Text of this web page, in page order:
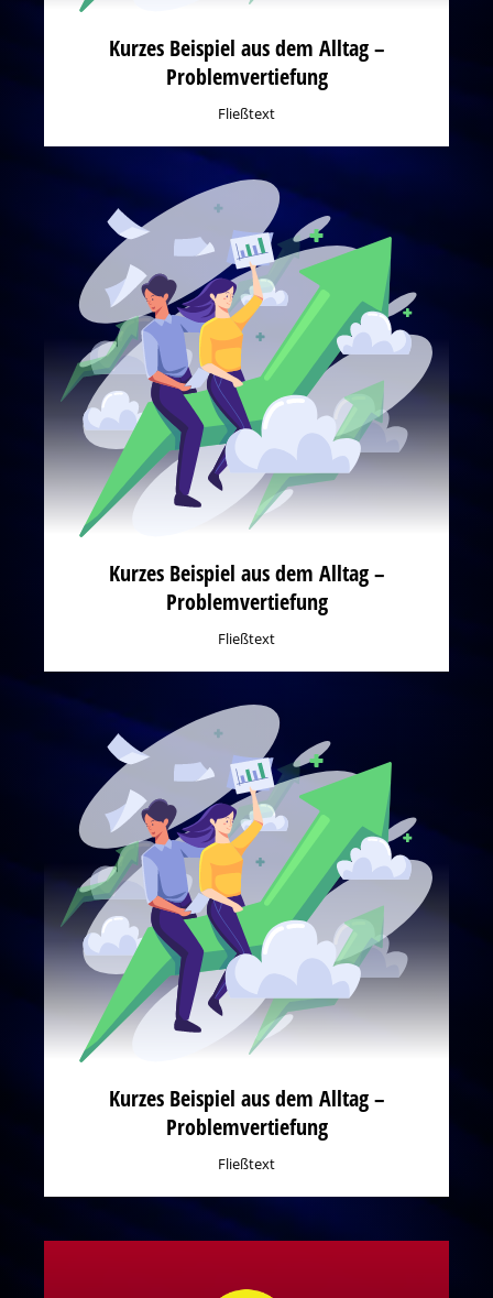
Kurzes Beispiel aus dem Alltag –
Problemvertiefung
Fließtext
Kurzes Beispiel aus dem Alltag –
Problemvertiefung
Fließtext
Kurzes Beispiel aus dem Alltag –
Problemvertiefung
Fließtext